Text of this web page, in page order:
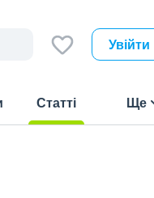
Увійти
Статті
Ще